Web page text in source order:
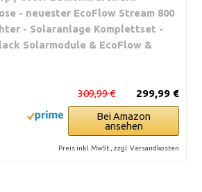
- neuester EcoFlow Stream 800
- Solaranlage Komplettset -
Solarmodule & EcoFlow &
299,99 €
309,99 €
Bei Amazon
ansehen
Preis inkl. MwSt., zzgl. Versandkosten